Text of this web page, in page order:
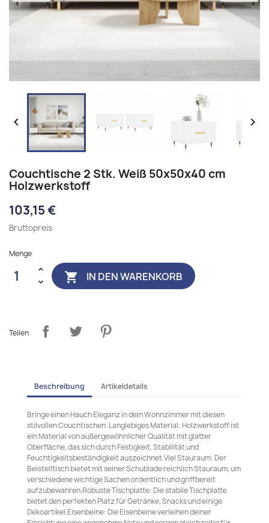
 
Couchtische 2 Stk. Weiß 50x50x40 cm
Holzwerkstoff
103,15 €
Bruttopreis
Menge
 IN DEN WARENKORB
Teilen
Beschreibung Artikeldetails
Bringe einen Hauch Eleganz in dein Wohnzimmer mit diesen
stilvollen Couchtischen. Langlebiges Material: Holzwerkstoff ist
ein Material von außergewöhnlicher Qualität mit glatter
Oberfläche, das sich durch Festigkeit, Stabilität und
Feuchtigkeitsbeständigkeit auszeichnet.Viel Stauraum: Der
Beistelltisch bietet mit seiner Schublade reichlich Stauraum, um
verschiedene wichtige Sachen ordentlich und griffbereit
aufzubewahren.Robuste Tischplatte: Die stabile Tischplatte
bietet den perfekten Platz für Getränke, Snacks und einige
Dekoartikel.Eisenbeine: Die Eisenbeine verleihen deiner